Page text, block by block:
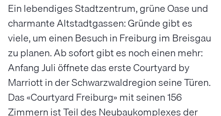
Ein lebendiges Stadtzentrum, grüne Oase und
charmante Altstadtgassen: Gründe gibt es
viele, um einen Besuch in Freiburg im Breisgau
zu planen. Ab sofort gibt es noch einen mehr:
Anfang Juli öffnete das erste Courtyard by
Marriott in der Schwarzwaldregion seine Türen.
Das «Courtyard Freiburg» mit seinen 156
Zimmern ist Teil des Neubaukomplexes der